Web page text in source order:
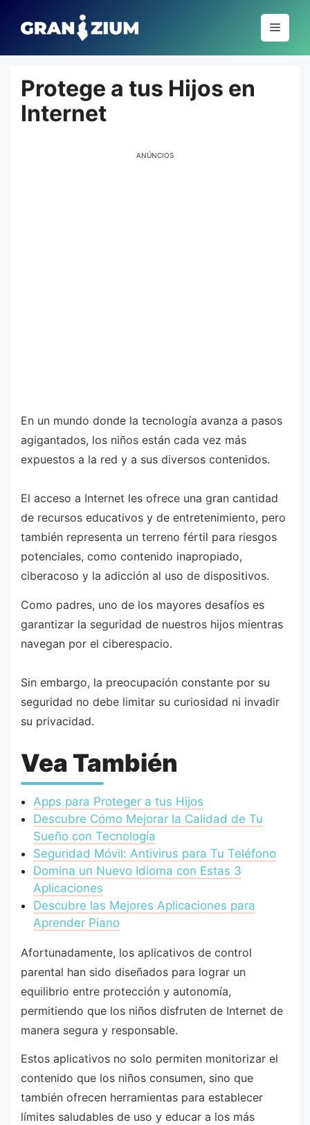
para
conteúdo
Menu
Protege a tus Hijos en
Internet
ANÚNCIOS
En un mundo donde la tecnología avanza a pasos
agigantados, los niños están cada vez más
expuestos a la red y a sus diversos contenidos.
El acceso a Internet les ofrece una gran cantidad
de recursos educativos y de entretenimiento, pero
también representa un terreno fértil para riesgos
potenciales, como contenido inapropiado,
ciberacoso y la adicción al uso de dispositivos.
Como padres, uno de los mayores desafíos es
garantizar la seguridad de nuestros hijos mientras
navegan por el ciberespacio.
Sin embargo, la preocupación constante por su
seguridad no debe limitar su curiosidad ni invadir
su privacidad.
Vea También
Apps para Proteger a tus Hijos
Descubre Cómo Mejorar la Calidad de Tu
Sueño con Tecnología
Seguridad Móvil: Antivirus para Tu Teléfono
Domina un Nuevo Idioma con Estas 3
Aplicaciones
Descubre las Mejores Aplicaciones para
Aprender Piano
Afortunadamente, los aplicativos de control
parental han sido diseñados para lograr un
equilibrio entre protección y autonomía,
permitiendo que los niños disfruten de Internet de
manera segura y responsable.
Estos aplicativos no solo permiten monitorizar el
contenido que los niños consumen, sino que
también ofrecen herramientas para establecer
límites saludables de uso y educar a los más